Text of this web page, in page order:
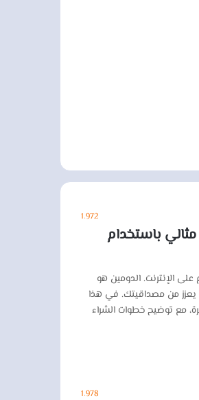
1٬972
دومين مثالي باستخدام
الإنترنت. الدومين هو
يعزز من مصداقيتك. في هذا
مع توضيح خطوات الشراء
1٬978